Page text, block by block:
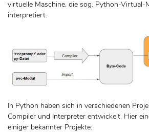
virtuelle Maschine, die sog. Python-Virtual-
interpretiert.
In Python haben sich in verschiedenen
Compiler und Interpreter entwickelt. Hier
einiger bekannter Projekte: